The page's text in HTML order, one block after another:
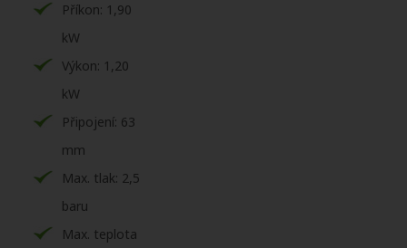
Příkon: 1,90
kW
Výkon: 1,20
kW
Připojení: 63
mm
Max. tlak: 2,5
baru
Max. teplota